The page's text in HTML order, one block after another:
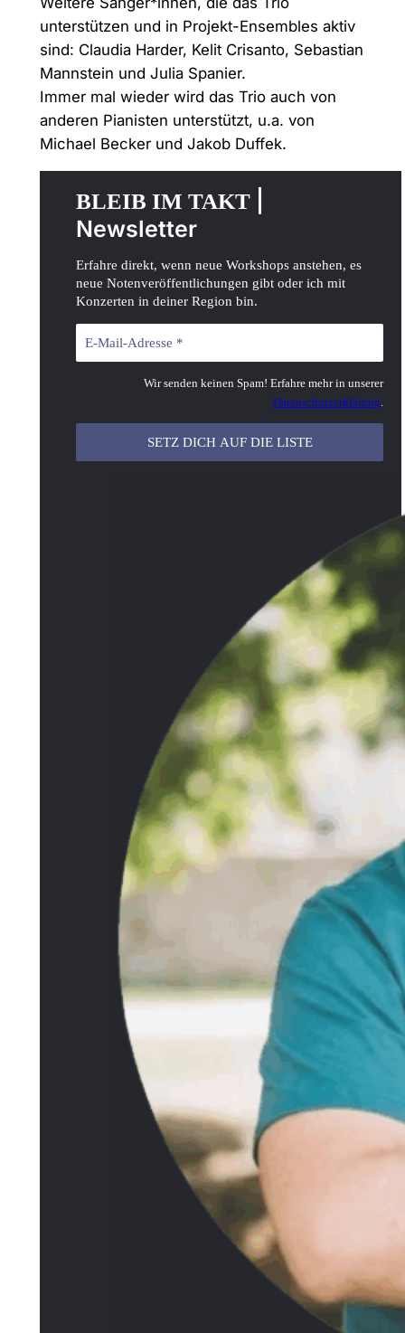
unterstützen und in Projekt-Ensembles aktiv
sind: Claudia Harder, Kelit Crisanto, Sebastian
Mannstein und Julia Spanier.
Immer mal wieder wird das Trio auch von
anderen Pianisten unterstützt, u.a. von
Michael Becker und Jakob Duffek.
BLEIB IM TAKT|
Newsletter
Erfahre direkt, wenn neue Workshops anstehen, es
neue Notenveröffentlichungen gibt oder ich mit
Konzerten in deiner Region bin.
Wir senden keinen Spam! Erfahre mehr in unserer
Datenschutzerklärung